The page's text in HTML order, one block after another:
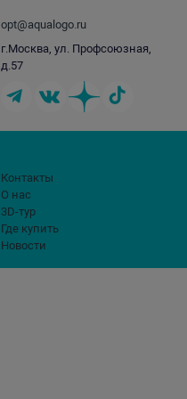
Контакты
О нас
3D-тур
Где купить
Новости
opt@aqualogo.ru
г.Москва, ул. Профсоюзная,
д.57